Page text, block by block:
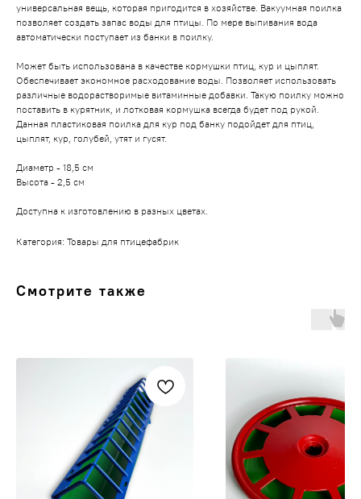
универсальная вещь, которая пригодится в хозяйстве. Вакуумная поилка
позволяет создать запас воды для птицы. По мере выпивания вода
автоматически поступает из банки в поилку.
Может быть использована в качестве кормушки птиц, кур и цыплят.
Обеспечивает экономное расходование воды. Позволяет использовать
различные водорастворимые витаминные добавки. Такую поилку можно
поставить в курятник, и лотковая кормушка всегда будет под рукой.
Данная пластиковая поилка для кур под банку подойдет для птиц,
цыплят, кур, голубей, утят и гусят.
Диаметр - 18,5 см
Высота - 2,5 см
Доступна к изготовлению в разных цветах.
Категория: Товары для птицефабрик
Смотрите также